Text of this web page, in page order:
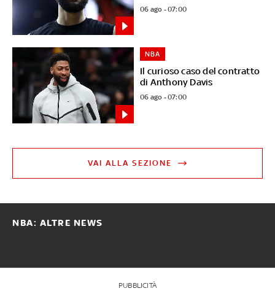
06 ago - 07:00
Il curioso caso del contratto
di Anthony Davis
NBA
06 ago - 07:00
VAI ALLA SEZIONE
NBA: ALTRE NEWS
PUBBLICITÀ